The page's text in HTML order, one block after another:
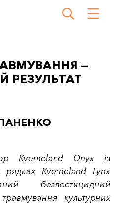
—
РЕЗУЛЬТАТ
Kverneland Onyx із
Kverneland Lynx
безпестицидний
культурних